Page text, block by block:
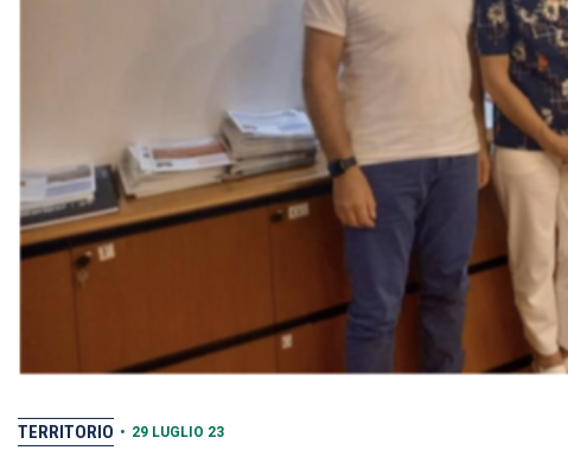
TERRITORIO • 29 LUGLIO 23